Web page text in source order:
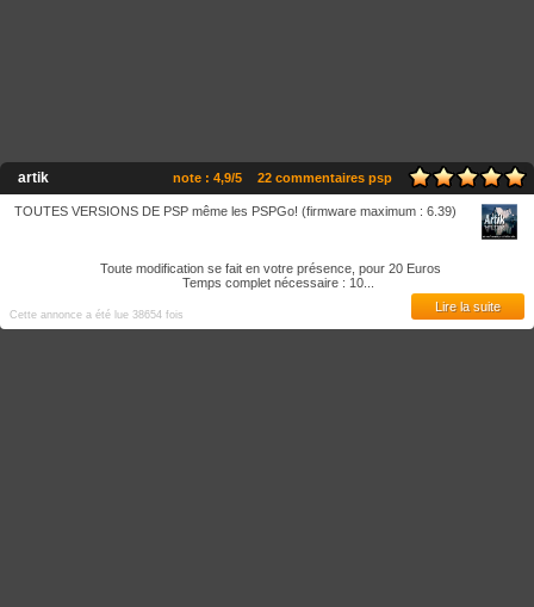
artik 22 commentaires psp
note : 4,9/5
TOUTES VERSIONS DE PSP même les PSPGo! (firmware maximum : 6.39)
Toute modification se fait en votre présence, pour 20 Euros
Temps complet nécessaire : 10...
Cette annonce a été lue 38654 fois
Lire la suite